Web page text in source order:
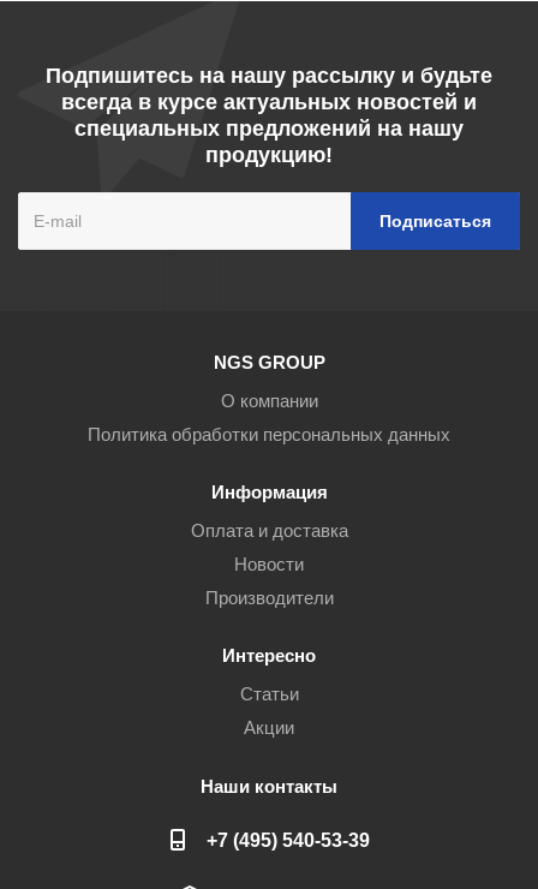
Подпишитесь на нашу рассылку и будьте
всегда в курсе актуальных новостей и
специальных предложений на нашу
продукцию!
NGS GROUP
О компании
Политика обработки персональных данных
Информация
Оплата и доставка
Новости
Производители
Интересно
Статьи
Акции
Наши контакты
+7 (495) 540-53-39